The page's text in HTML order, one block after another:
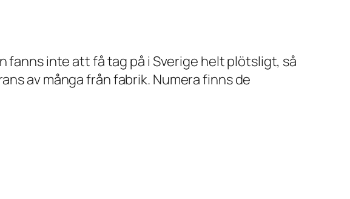
inte att få tag på i Sverige helt plötsligt, så
av många från fabrik. Numera finns de